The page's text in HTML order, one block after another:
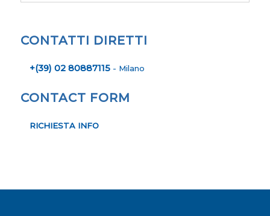
CONTATTI DIRETTI
+(39) 02 80887115- Milano
CONTACT FORM
RICHIESTA INFO